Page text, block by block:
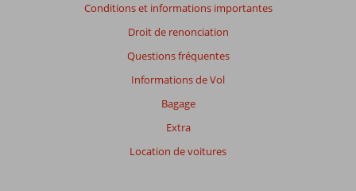
Conditions et informations importantes
Droit de renonciation
Questions fréquentes
Informations de Vol
Bagage
Extra
Location de voitures